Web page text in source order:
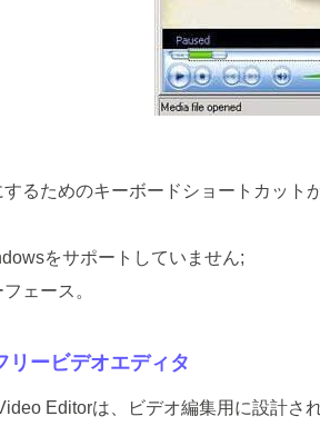
るためのキーボードショートカット
をサポートしていません;
ェース。
リービデオエディタ
Editorは、ビデオ編集用に設計さ